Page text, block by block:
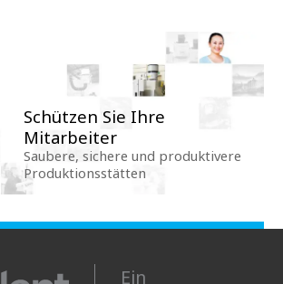
Schützen Sie Ihre
Mitarbeiter
Saubere, sichere und produktivere
Produktionsstätten
Ein